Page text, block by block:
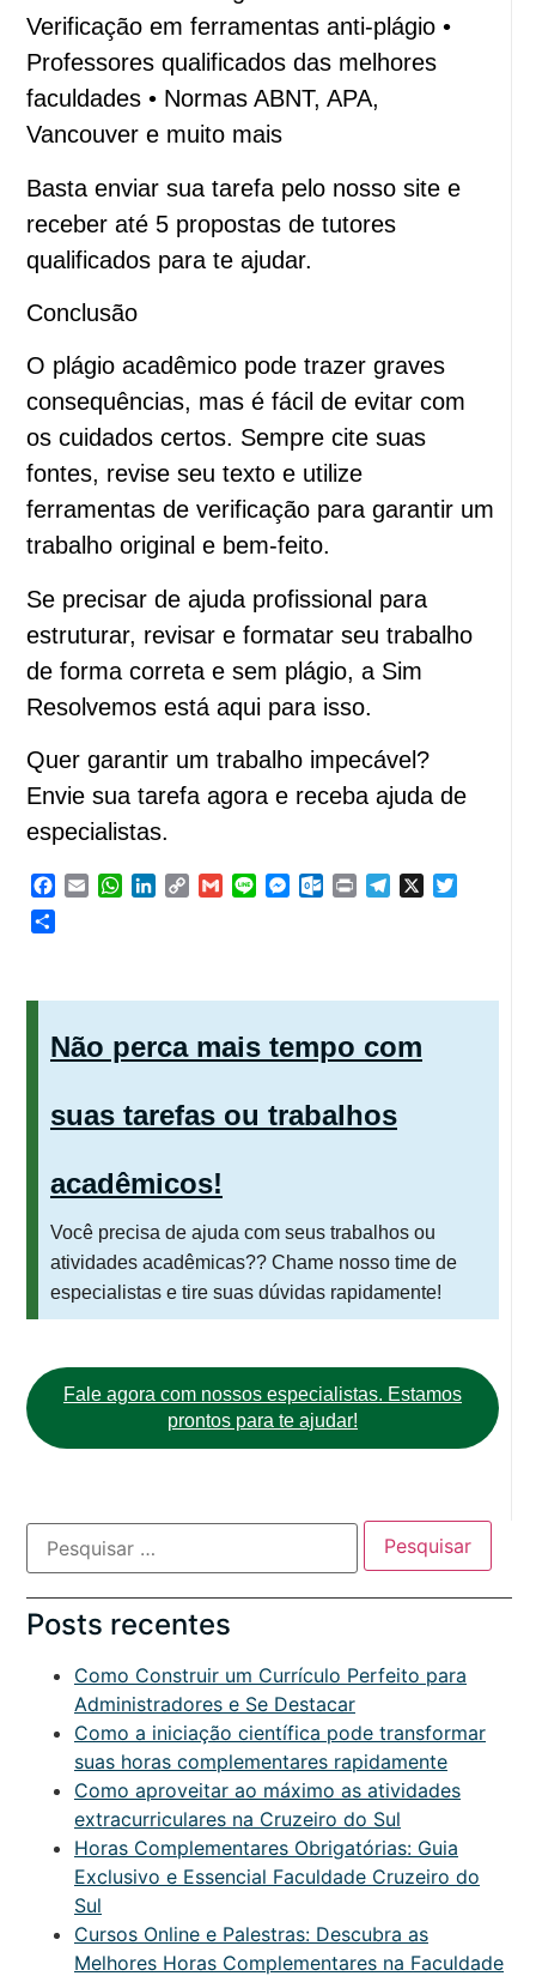
Verificação em ferramentas anti-plágio •
Professores qualificados das melhores
faculdades • Normas ABNT, APA,
Vancouver e muito mais
Basta enviar sua tarefa pelo nosso site e
receber até 5 propostas de tutores
qualificados para te ajudar.
Conclusão
O plágio acadêmico pode trazer graves
consequências, mas é fácil de evitar com
os cuidados certos. Sempre cite suas
fontes, revise seu texto e utilize
ferramentas de verificação para garantir um
trabalho original e bem-feito.
Se precisar de ajuda profissional para
estruturar, revisar e formatar seu trabalho
de forma correta e sem plágio, a Sim
Resolvemos está aqui para isso.
Quer garantir um trabalho impecável?
Envie sua tarefa agora e receba ajuda de
especialistas.
Facebook
EmailWhatsApp
LinkedIn
Copy GmailLine Messenger
Outlook.com
Print Telegram
Não perca mais tempo com
suas tarefas ou trabalhos
acadêmicos!
Você precisa de ajuda com seus trabalhos ou
atividades acadêmicas?? Chame nosso time de
especialistas e tire suas dúvidas rapidamente!
Fale agora com nossos especialistas. Estamos
prontos para te ajudar!
Posts recentes
Como Construir um Currículo Perfeito para
Administradores e Se Destacar
Como a iniciação científica pode transformar
suas horas complementares rapidamente
Como aproveitar ao máximo as atividades
extracurriculares na Cruzeiro do Sul
Horas Complementares Obrigatórias: Guia
Exclusivo e Essencial Faculdade Cruzeiro do
Sul
Cursos Online e Palestras: Descubra as
Melhores Horas Complementares na Faculdade